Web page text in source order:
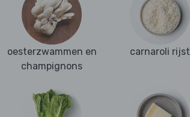
oesterzwammen en
champignons
carnaroli rijst